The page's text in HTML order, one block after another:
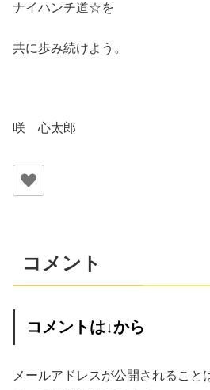
ナイハンチ道☆を
共に歩み続けよう。
咲 心太郎
コメント
コメントは↓から
メールアドレスが公開されること